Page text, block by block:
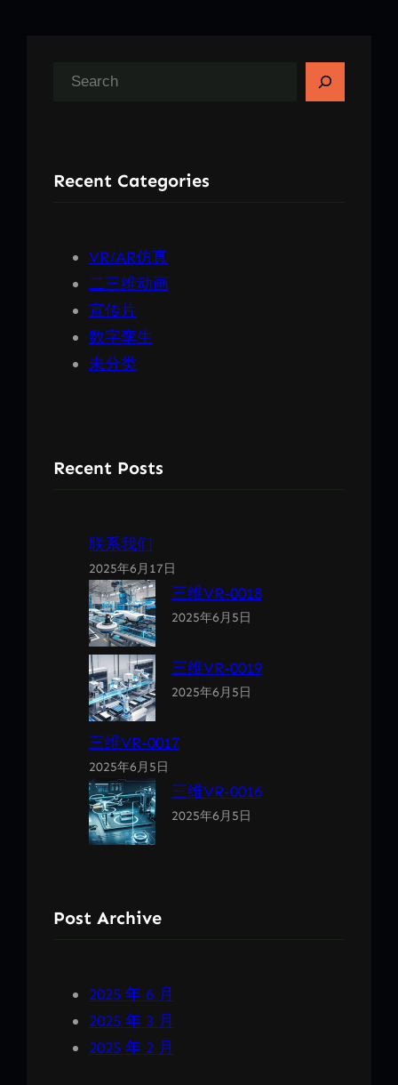
Recent Categories
VR/AR仿真
二三维动画
宣传片
数字孪生
未分类
Recent Posts
联系我们
2025年6月17日
三维VR-0018
2025年6月5日
三维VR-0019
2025年6月5日
三维VR-0017
2025年6月5日
三维VR-0016
2025年6月5日
Post Archive
2025 年 6 月
2025 年 3 月
2025 年 2 月